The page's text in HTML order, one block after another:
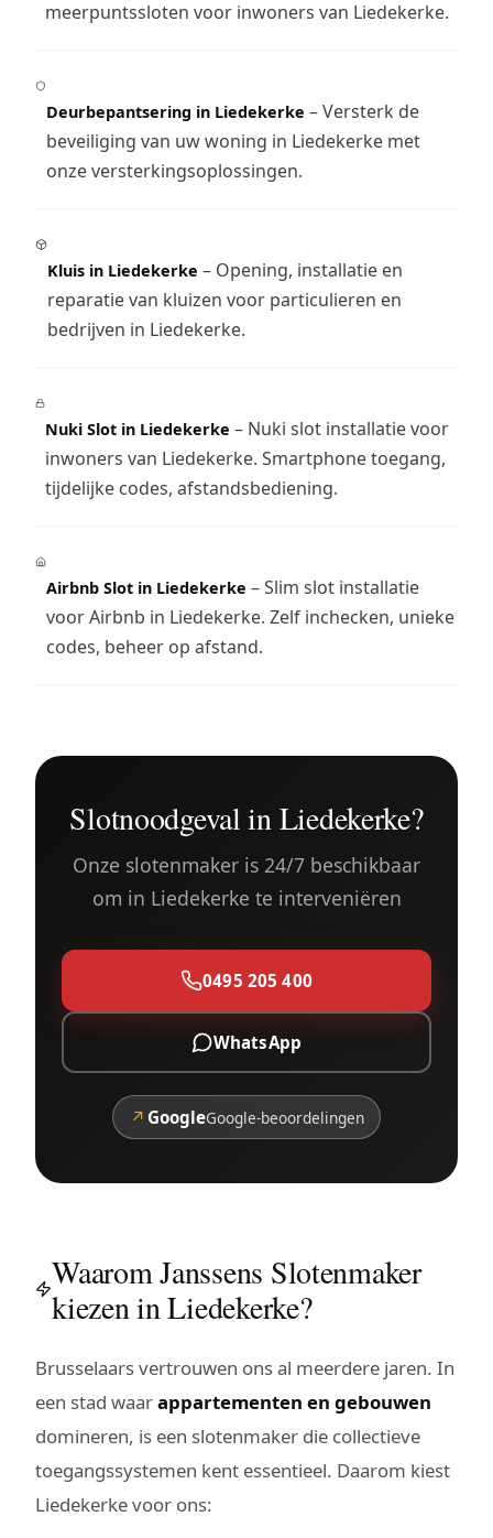
meerpuntssloten voor inwoners van Liedekerke.
Deurbepantsering in Liedekerke – Versterk de
beveiliging van uw woning in Liedekerke met
onze versterkingsoplossingen.
Kluis in Liedekerke – Opening, installatie en
reparatie van kluizen voor particulieren en
bedrijven in Liedekerke.
Nuki Slot in Liedekerke – Nuki slot installatie voor
inwoners van Liedekerke. Smartphone toegang,
tijdelijke codes, afstandsbediening.
Airbnb Slot in Liedekerke – Slim slot installatie
voor Airbnb in Liedekerke. Zelf inchecken, unieke
codes, beheer op afstand.
Slotnoodgeval in Liedekerke?
Onze slotenmaker is 24/7 beschikbaar
om in Liedekerke te interveniëren
0495 205 400
WhatsApp
↗ GoogleGoogle-beoordelingen
Waarom Janssens Slotenmaker
kiezen in Liedekerke?
Brusselaars vertrouwen ons al meerdere jaren. In
een stad waarappartementen en gebouwen
domineren, is een slotenmaker die collectieve
toegangssystemen kent essentieel. Daarom kiest
Liedekerke voor ons: